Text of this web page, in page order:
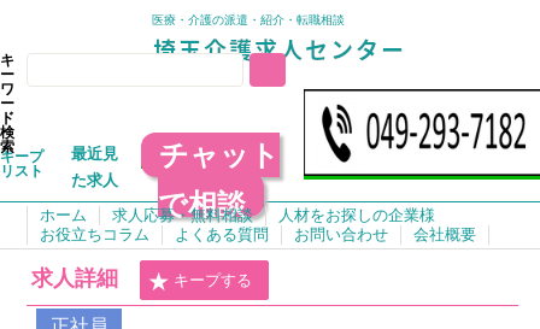
医療・介護の派遣・紹介・転職相談
キ
ー
ワ
ー
ド
検
索
キープ
リスト
最近見
た求人
チャット
で相談
ホーム 求人応募・無料相談
人材をお探しの企業様
お役立ちコラム
よくある質問 お問い合わせ 会社概要
求人詳細 キープする